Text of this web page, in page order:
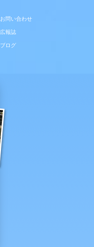
お問い合わせ
広報誌
ブログ